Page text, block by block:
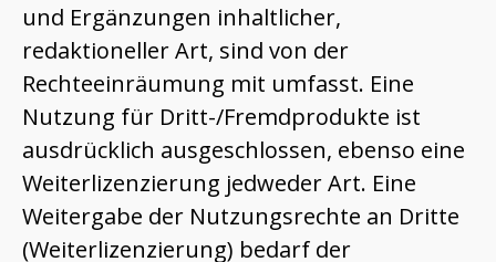
und Ergänzungen inhaltlicher,
redaktioneller Art, sind von der
Rechteeinräumung mit umfasst. Eine
Nutzung für Dritt-/Fremdprodukte ist
ausdrücklich ausgeschlossen, ebenso eine
Weiterlizenzierung jedweder Art. Eine
Weitergabe der Nutzungsrechte an Dritte
(Weiterlizenzierung) bedarf der